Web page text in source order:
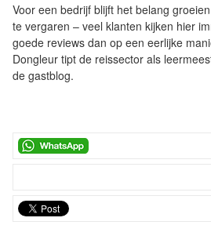
Voor een bedrijf blijft het belang
te vergaren – veel klanten kijken hier
goede reviews dan op een eerlijke
Dongleur tipt de reissector als
de gastblog.